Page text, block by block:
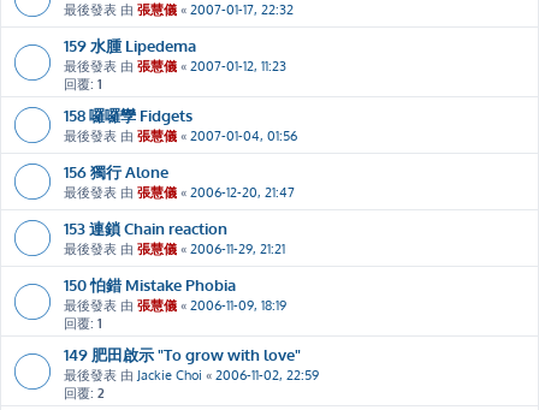
最後發表 由 張慧儀 « 2007-01-17, 22:32
159 水腫 Lipedema
最後發表 由 張慧儀 « 2007-01-12, 11:23
回覆: 1
158 囉囉孿 Fidgets
最後發表 由 張慧儀 « 2007-01-04, 01:56
156 獨行 Alone
最後發表 由 張慧儀 « 2006-12-20, 21:47
153 連鎖 Chain reaction
最後發表 由 張慧儀 « 2006-11-29, 21:21
150 怕錯 Mistake Phobia
最後發表 由 張慧儀 « 2006-11-09, 18:19
回覆: 1
149 肥田啟示 "To grow with love"
最後發表 由 Jackie Choi « 2006-11-02, 22:59
回覆: 2